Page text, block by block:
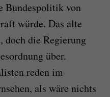
Bundespolitik von
würde. Das alte
doch die Regierung
über.
reden im
als wäre nichts